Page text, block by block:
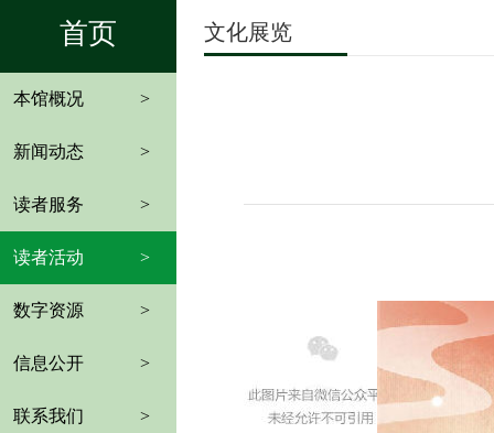
首页
本馆概况 >
新闻动态 >
读者服务 >
读者活动 >
数字资源 >
信息公开 >
联系我们 >
文化展览